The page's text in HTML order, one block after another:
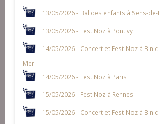
13/05/2026 - Bal des enfants à Sens-
13/05/2026 - Fest Noz à Pontivy
14/05/2026 - Concert et Fest-Noz à
Mer
14/05/2026 - Fest Noz à Paris
15/05/2026 - Fest Noz à Rennes
15/05/2026 - Concert et Fest-Noz à